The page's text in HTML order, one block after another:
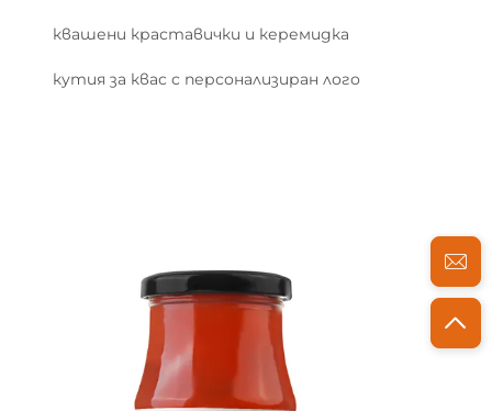
квашени краставички и керемидка
кутия за квас с персонализиран лого